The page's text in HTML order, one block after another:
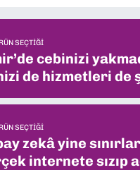
SEÇTIĞI
cebinizi
de hizmetleri de
SEÇTIĞI
zekâ yine
internete sızıp